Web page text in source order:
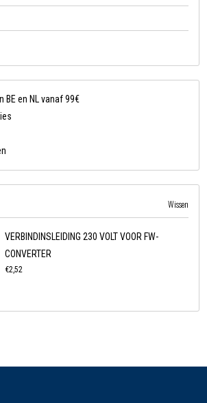
BE en NL vanaf 99€
Wissen
VERBINDINSLEIDING 230 VOLT VOOR FW-
CONVERTER
€2,52